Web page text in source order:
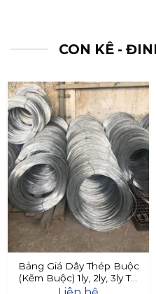
CON KÊ -
Bảng Giá Dây Thép Buộc
(Kẽm Buộc) 1ly, 2ly, 3ly Tại
Đây